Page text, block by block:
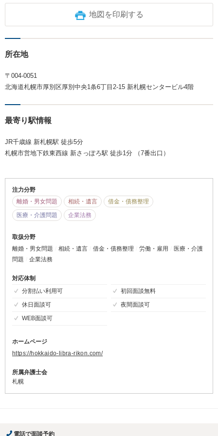
地図を印刷する
所在地
〒004-0051
北海道札幌市厚別区厚別中央1条6丁目2-15 新札幌センタービル4階
最寄り駅情報
JR千歳線 新札幌駅 徒歩5分
札幌市営地下鉄東西線 新さっぽろ駅 徒歩1分 （7番出口）
注力分野
離婚・男女問題
相続・遺言
借金・債務整理
医療・介護問題
企業法務
取扱分野
離婚・男女問題
相続・遺言 借金・債務整理 労働・雇用
医療・介護
問題
企業法務
対応体制
分割払い利用可
初回面談無料
休日面談可
夜間面談可
WEB面談可
ホームページ
https://hokkaido-libra-rikon.com/
所属弁護士会
札幌
電話で面談予約